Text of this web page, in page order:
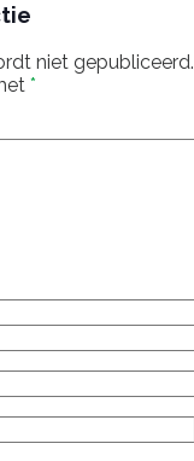
niet gepubliceerd.
*